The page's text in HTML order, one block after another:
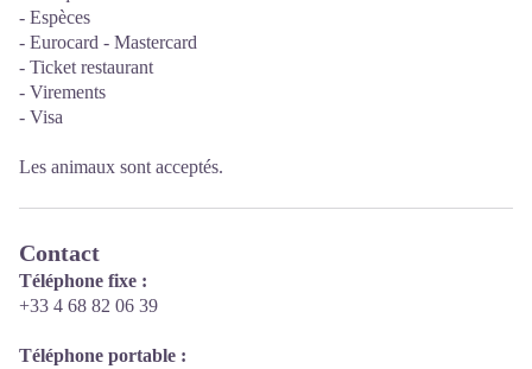
- Espèces
- Eurocard - Mastercard
- Ticket restaurant
- Virements
- Visa
Les animaux sont acceptés.
Contact
Téléphone fixe :
+33 4 68 82 06 39
Téléphone portable :